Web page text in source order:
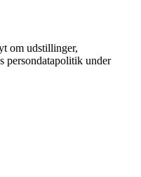
om udstillinger,
persondatapolitik under